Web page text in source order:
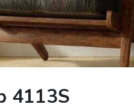
4113S